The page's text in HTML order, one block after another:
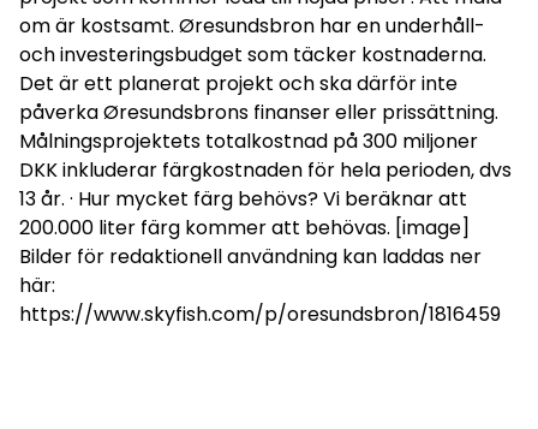
om är kostsamt. Øresundsbron har en underhåll-
och investeringsbudget som täcker kostnaderna.
Det är ett planerat projekt och ska därför inte
påverka Øresundsbrons finanser eller prissättning.
Målningsprojektets totalkostnad på 300 miljoner
DKK inkluderar färgkostnaden för hela perioden, dvs
13 år. · Hur mycket färg behövs? Vi beräknar att
200.000 liter färg kommer att behövas. [image]
Bilder för redaktionell användning kan laddas ner
här:
https://www.skyfish.com/p/oresundsbron/1816459